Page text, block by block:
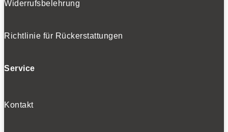
Widerrufsbelehrung
Richtlinie für Rückerstattungen
Service
Kontakt